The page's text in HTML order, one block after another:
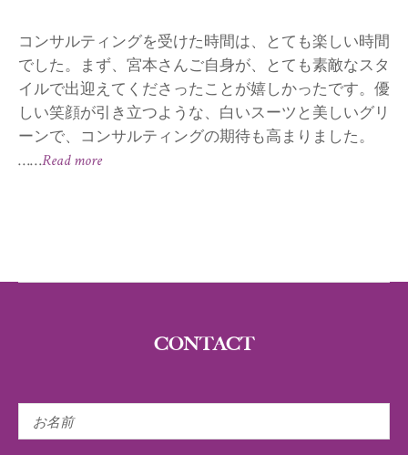
コンサルティングを受けた時間は、とても楽しい時間
でした。まず、宮本さんご自身が、とても素敵なスタ
イルで出迎えてくださったことが嬉しかったです。優
しい笑顔が引き立つような、白いスーツと美しいグリ
ーンで、コンサルティングの期待も高まりました。
……Read more
CONTACT